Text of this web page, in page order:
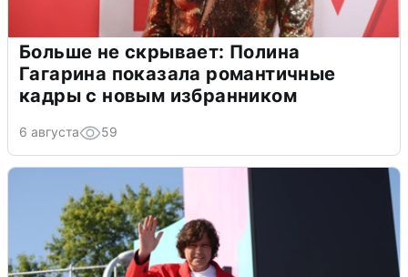
Больше не скрывает: Полина
Гагарина показала романтичные
кадры с новым избранником
6 августа 59